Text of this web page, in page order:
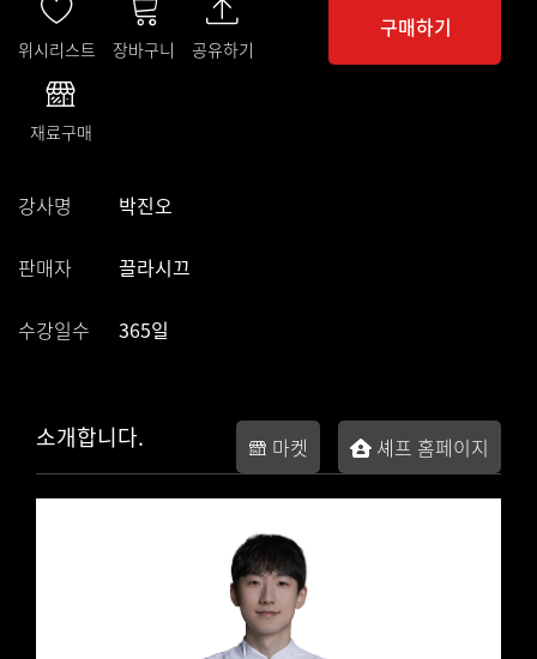
위시리스트 장바구니 공유하기
재료구매
구매하기
강사명 박진오
판매자 끌라시끄
수강일수 365일
소개합니다. 마켓 셰프 홈페이지